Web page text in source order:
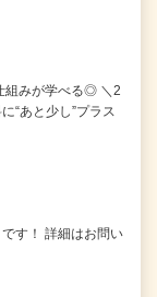
組みが学べる◎ ＼2
“あと少し”プラス
す！ 詳細はお問い